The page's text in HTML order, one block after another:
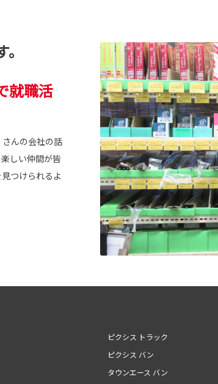
就職活
んの会社の話
しい仲間が皆
つけられるよ
ピクシス トラック
ピクシス バン
タウンエース バン